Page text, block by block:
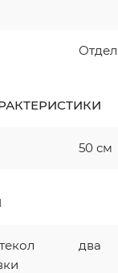
50 см
два